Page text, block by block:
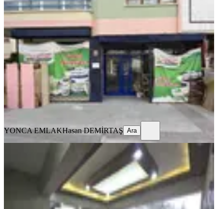
Yonca Emlak General Zeki Doğan
Mah. Satılık 184m2 Dükkan Depo
Mamak, General Zeki Doğan Mahallesi
1 Oda·185 m²·Düz Giriş (Zemin)·20.01.2026
5.000.000 ₺
YONCA EMLAKHasan DEMİRTAŞ
Ara
YONCA EMLAKHasan DEMİRTAŞ Ara
Natoyolu Caddesi 50 Metre Full Yapılı
Ofise Uygun Satılık Dükkan
Mamak, General Zeki Doğan Mahallesi
2 Oda·210 m²·Düz Giriş (Zemin)· 15.03.2026